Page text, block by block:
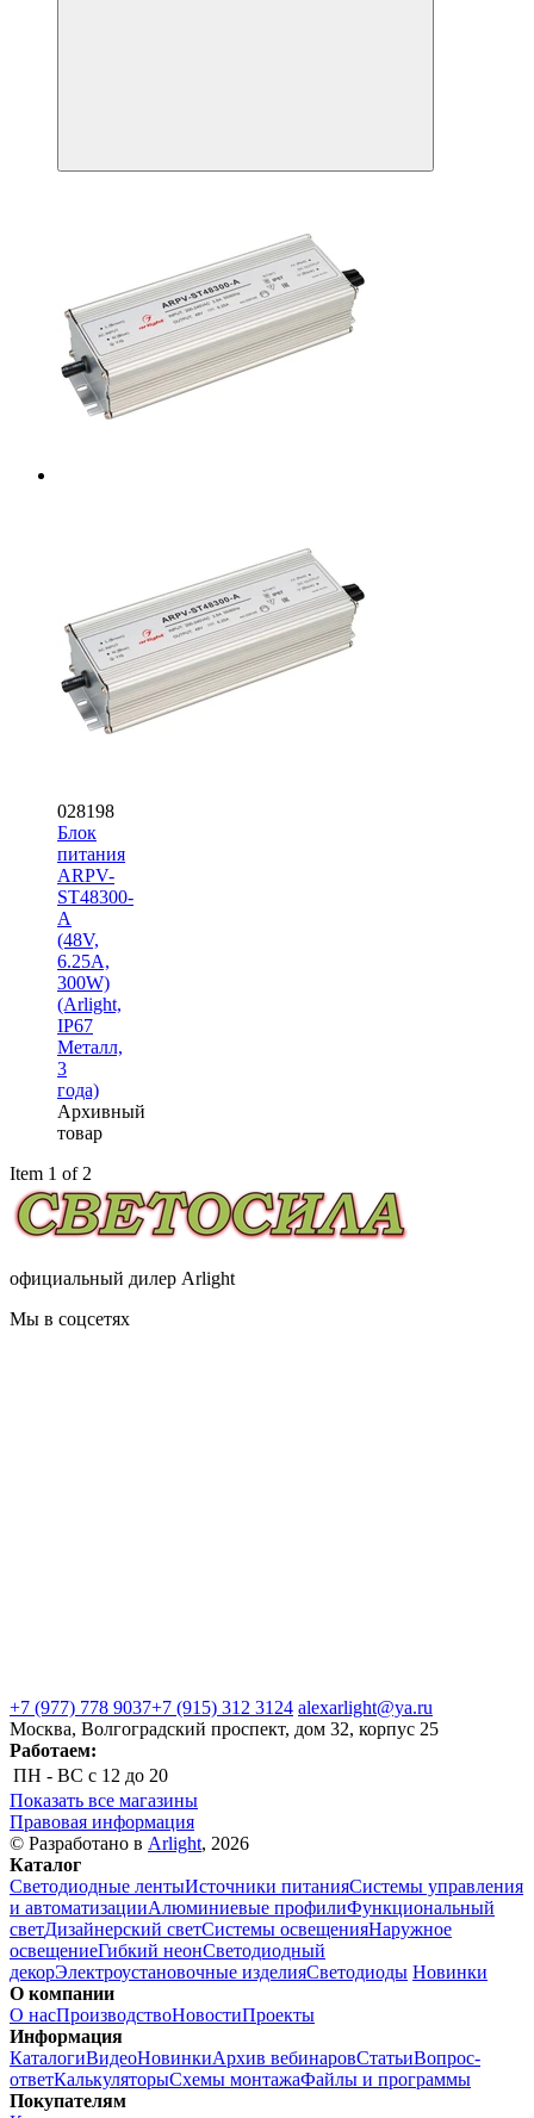
028198
Блок
питания
ARPV-
ST48300-
A
(48V,
6.25A,
300W)
(Arlight,
IP67
Металл,
3
года)
Архивный
товар
Item 1 of 2
официальный дилер Arlight
Мы в соцсетях
+7 (977) 778 9037+7 (915) 312 3124 alexarlight@ya.ru
Москва, Волгоградский проспект, дом 32, корпус 25
Работаем:
ПН - ВС с 12 до 20
Показать все магазины
Правовая информация
© Разработано в Arlight, 2026
Каталог
Светодиодные лентыИсточники питанияСистемы управления
и автоматизацииАлюминиевые профилиФункциональный
светДизайнерский светСистемы освещенияНаружное
освещениеГибкий неонСветодиодный
декорЭлектроустановочные изделияСветодиоды Новинки
О компании
О насПроизводствоНовостиПроекты
Информация
КаталогиВидеоНовинкиАрхив вебинаровСтатьиВопрос-
ответКалькуляторыСхемы монтажаФайлы и программы
Покупателям